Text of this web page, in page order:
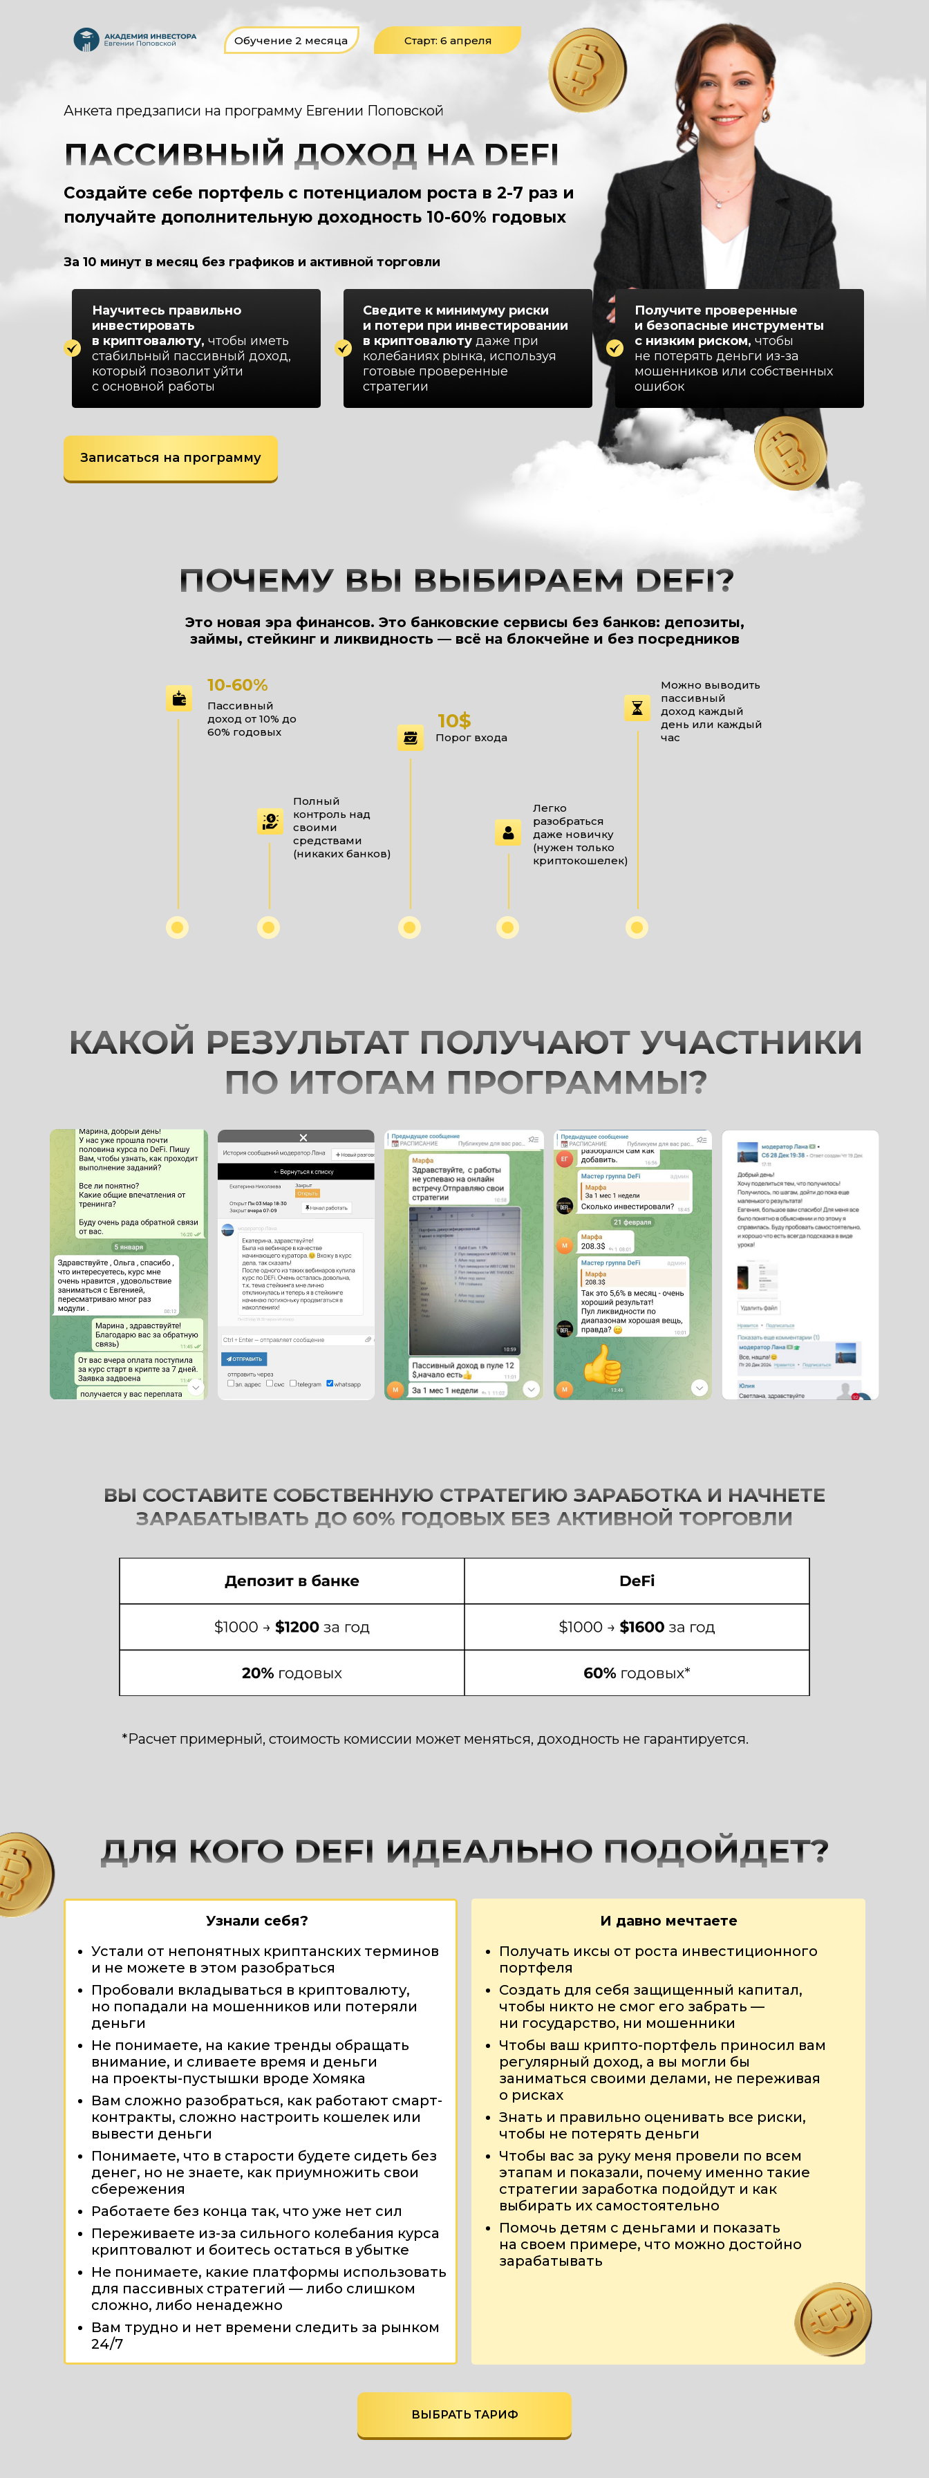
Обучение 2 месяца Старт: 6 апреля
ПАССИВНЫЙ ДОХОД НА DEFI
За 10 минут в месяц без графиков и активной торговли
Научитесь правильно
инвестировать
в криптовалюту, чтобы иметь
стабильный пассивный доход,
который позволит уйти
с основной работы
Сведите к минимуму риски
и потери при инвестировании
в криптовалюту даже при
колебаниях рынка, используя
готовые проверенные
стратегии
Получите проверенные
и безопасные инструменты
с низким риском, чтобы
не потерять деньги из-за
мошенников или собственных
ошибок
Записаться на программу
Создайте себе портфель с потенциалом роста в 2-7 раз и
получайте дополнительную доходность 10-60% годовых
Анкета предзаписи на программу Евгении Поповской
ПОЧЕМУ ВЫ ВЫБИРАЕМ DEFI?
10-60%
10$
Пассивный
доход от 10% до
60% годовых
Полный
контроль над
своими
средствами
(никаких банков)
Порог входа
Можно выводить
пассивный
доход каждый
день или каждый
час
Легко
разобраться
даже новичку
(нужен только
криптокошелек)
Это новая эра финансов. Это банковские сервисы без банков: депозиты,
займы, стейкинг и ликвидность — всё на блокчейне и без посредников
КАКОЙ РЕЗУЛЬТАТ ПОЛУЧАЮТ УЧАСТНИКИ
ПО ИТОГАМ ПРОГРАММЫ?
ВЫ СОСТАВИТЕ СОБСТВЕННУЮ СТРАТЕГИЮ ЗАРАБОТКА И НАЧНЕТЕ
ЗАРАБАТЫВАТЬ ДО 60% ГОДОВЫХ БЕЗ АКТИВНОЙ ТОРГОВЛИ
*Расчет примерный, стоимость комиссии может меняться, доходность не гарантируется.
ДЛЯ КОГО DEFI ИДЕАЛЬНО ПОДОЙДЕТ?
Устали от непонятных криптанских терминов
и не можете в этом разобраться
Пробовали вкладываться в криптовалюту,
но попадали на мошенников или потеряли
деньги
Не понимаете, на какие тренды обращать
внимание, и сливаете время и деньги
на проекты-пустышки вроде Хомяка
Вам сложно разобраться, как работают смарт-
контракты, сложно настроить кошелек или
вывести деньги
Понимаете, что в старости будете сидеть без
денег, но не знаете, как приумножить свои
сбережения
Работаете без конца так, что уже нет сил
Переживаете из-за сильного колебания курса
криптовалют и боитесь остаться в убытке
Не понимаете, какие платформы использовать
для пассивных стратегий — либо слишком
сложно, либо ненадежно
Вам трудно и нет времени следить за рынком
24/7
Узнали себя?
И давно мечтаете
Получать иксы от роста инвестиционного
портфеля
Создать для себя защищенный капитал,
чтобы никто не смог его забрать —
ни государство, ни мошенники
Чтобы ваш крипто-портфель приносил вам
регулярный доход, а вы могли бы
заниматься своими делами, не переживая
о рисках
Знать и правильно оценивать все риски,
чтобы не потерять деньги
Чтобы вас за руку меня провели по всем
этапам и показали, почему именно такие
стратегии заработка подойдут и как
выбирать их самостоятельно
Помочь детям с деньгами и показать
на своем примере, что можно достойно
зарабатывать
ВЫБРАТЬ ТАРИФ